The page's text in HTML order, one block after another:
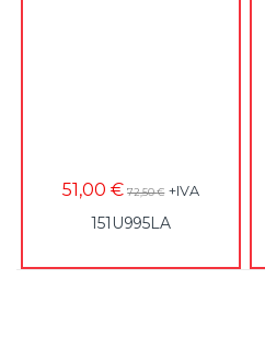
51,00 € 72,50€ +IVA
151U995LA